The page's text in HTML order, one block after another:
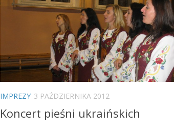
IMPREZY 3 PAŹDZIERNIKA 2012
Koncert pieśni ukraińskich